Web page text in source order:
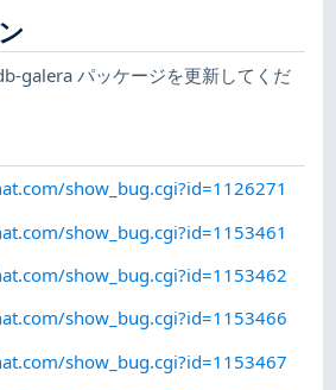
galera パッケージを更新してくだ
show_bug.cgi?id=1126271
show_bug.cgi?id=1153461
show_bug.cgi?id=1153462
show_bug.cgi?id=1153466
show_bug.cgi?id=1153467